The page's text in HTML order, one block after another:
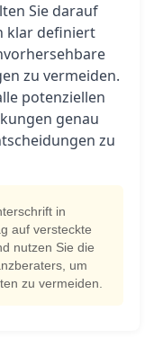
Sie darauf
klar definiert
zu vermeiden.
potenziellen
genau
zu
in
auf versteckte
nutzen Sie die
um
zu vermeiden.